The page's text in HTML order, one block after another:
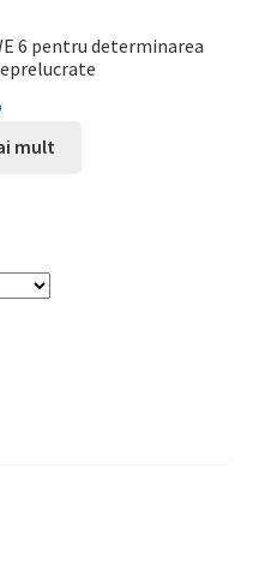
6 pentru determinarea
mult